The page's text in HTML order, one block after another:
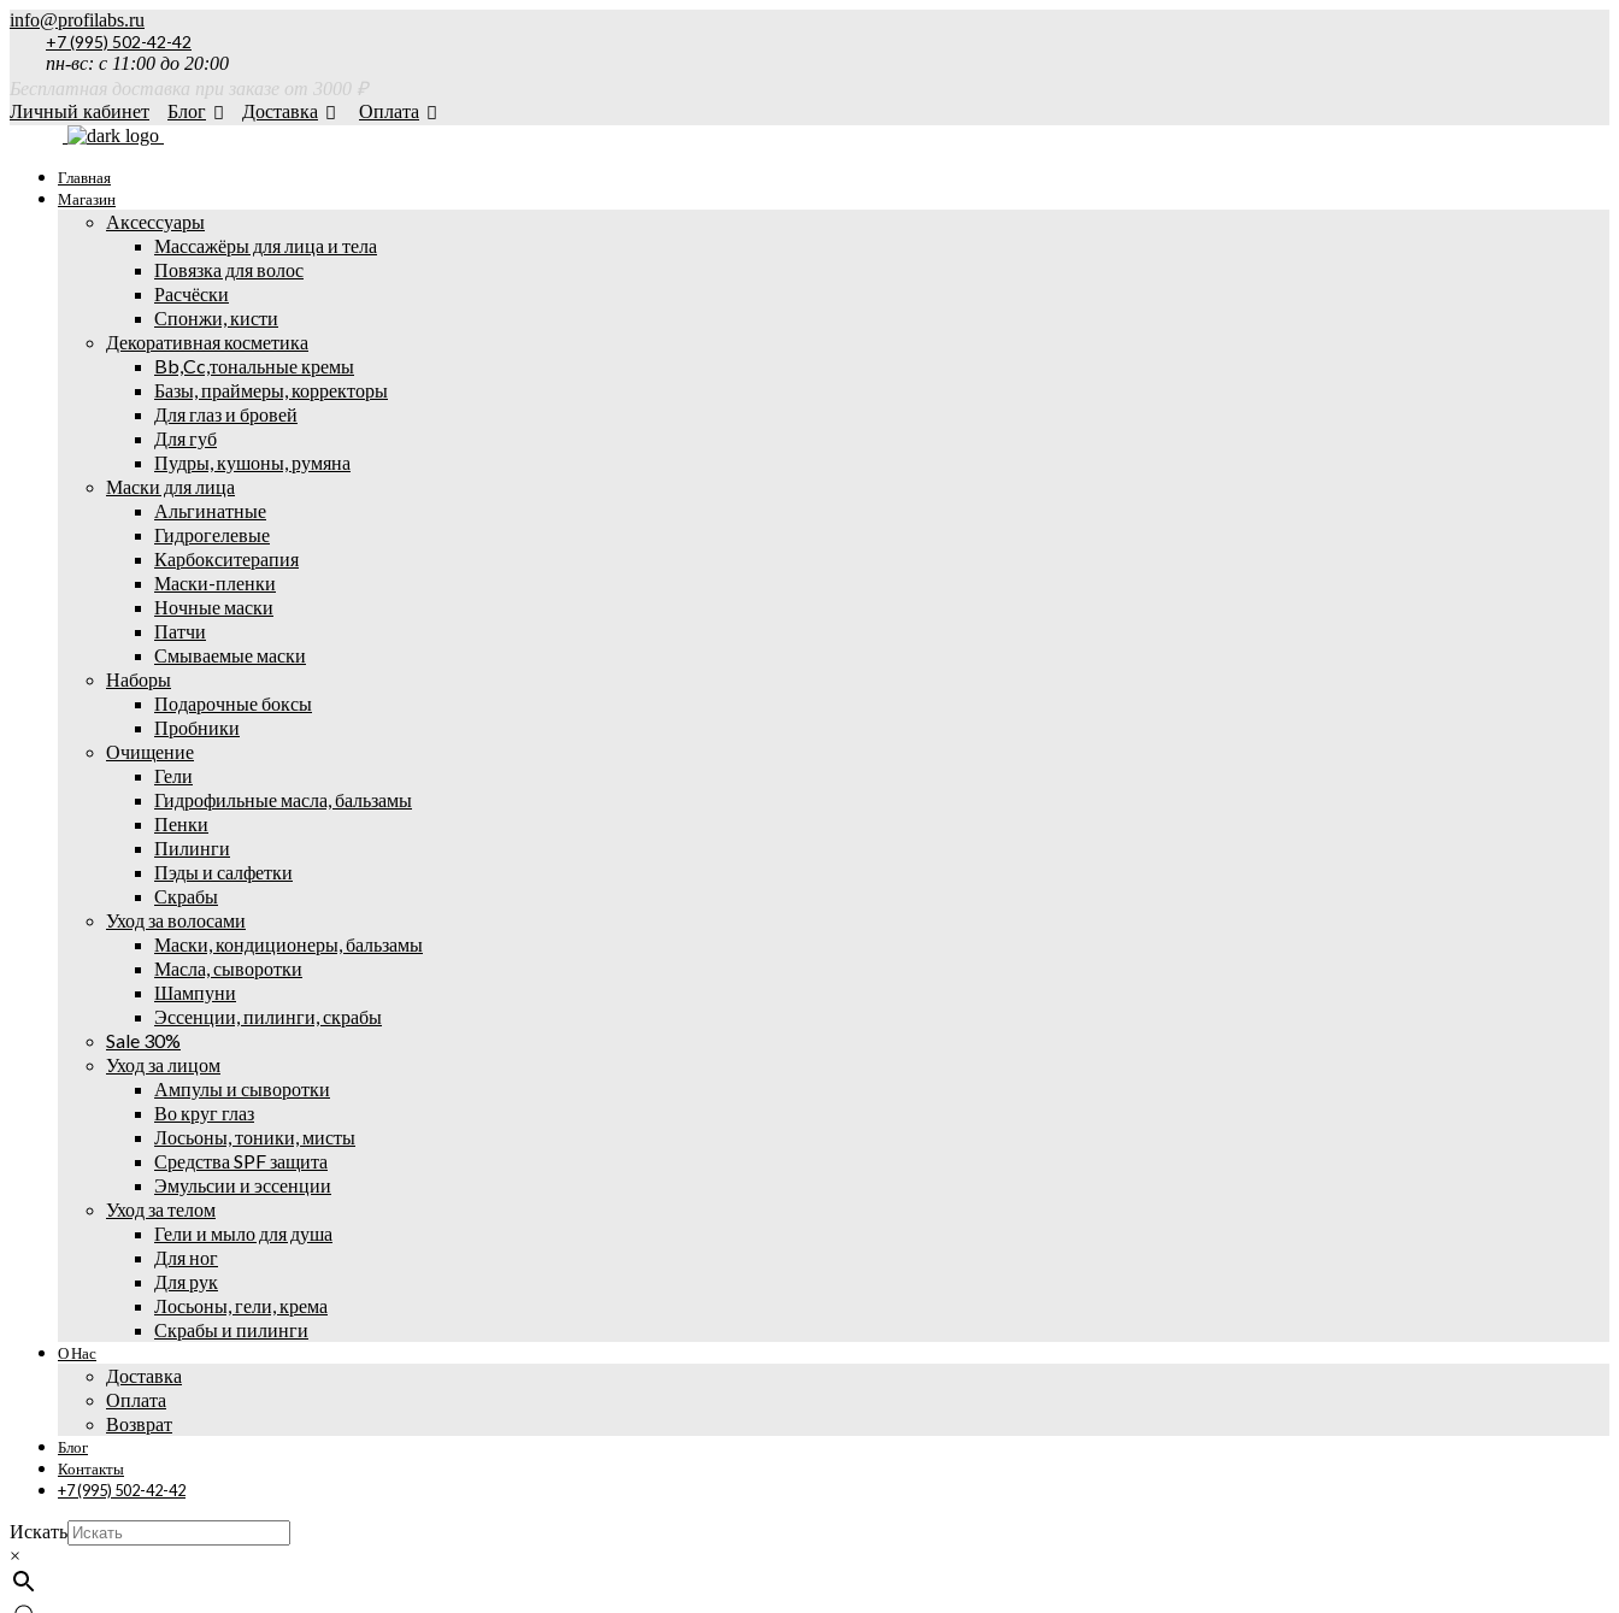
info@profilabs.ru
+7 (995) 502-42-42
пн-вс: с 11:00 до 20:00
Бесплатная доставка при заказе от 3000 ₽
Личный кабинет
Блог Доставка Оплата
Главная
Магазин
Аксессуары
Массажёры для лица и тела
Повязка для волос
Расчёски
Спонжи, кисти
Декоративная косметика
Bb,Cc,тональные кремы
Базы, праймеры, корректоры
Для глаз и бровей
Для губ
Пудры, кушоны, румяна
Маски для лица
Альгинатные
Гидрогелевые
Карбокситерапия
Маски-пленки
Ночные маски
Патчи
Смываемые маски
Наборы
Подарочные боксы
Пробники
Очищение
Гели
Гидрофильные масла, бальзамы
Пенки
Пилинги
Пэды и салфетки
Скрабы
Уход за волосами
Маски, кондиционеры, бальзамы
Масла, сыворотки
Шампуни
Эссенции, пилинги, скрабы
Sale 30%
Уход за лицом
Ампулы и сыворотки
Во круг глаз
Лосьоны, тоники, мисты
Средства SPF защита
Эмульсии и эссенции
Уход за телом
Гели и мыло для душа
Для ног
Для рук
Лосьоны, гели, крема
Скрабы и пилинги
О Нас
Доставка
Оплата
Возврат
Блог
Контакты
+7 (995) 502-42-42
Искать
×